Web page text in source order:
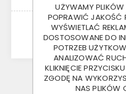
UŻYWAMY
POPRAWIĆ JAKOŚĆ
WYŚWIETLAĆ
DOSTOSOWANE DO
POTRZEB
ANALIZOWAĆ
KLIKNIĘCIE
ZGODĘ NA
NAS PLIKÓW